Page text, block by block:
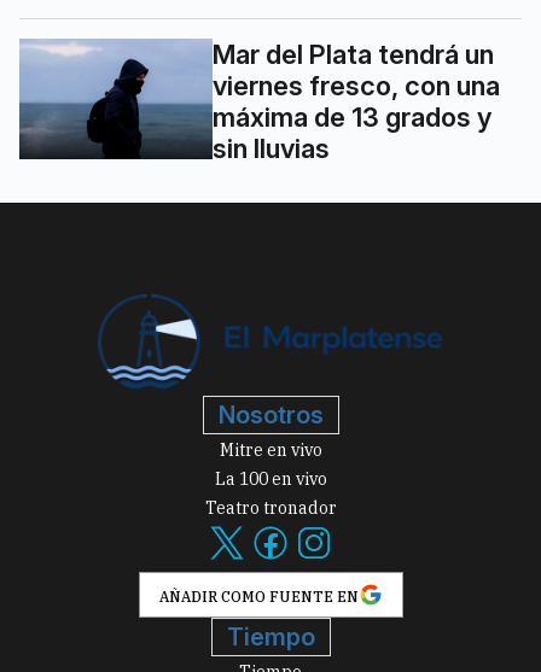
Mar del Plata tendrá un
viernes fresco, con una
máxima de 13 grados y
sin lluvias
Nosotros
Mitre en vivo
La 100 en vivo
Teatro tronador
AÑADIR COMO FUENTE EN
Tiempo